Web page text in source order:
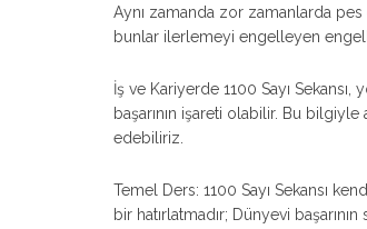
Aynı zamanda zor zamanlarda
bunlar ilerlemeyi engelleyen
İş ve Kariyerde 1100 Sayı Sekansı,
başarının işareti olabilir. Bu bilgiyle
edebiliriz.
Temel Ders: 1100 Sayı Sekansı
bir hatırlatmadır; Dünyevi